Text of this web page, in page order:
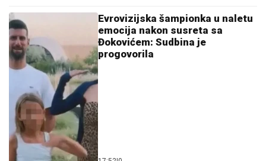
Evrovizijska šampionka u naletu
emocija nakon susreta sa
Đokovićem: Sudbina je
progovorila